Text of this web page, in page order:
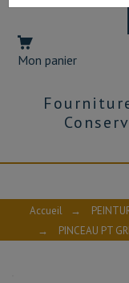
Mon panier
Accueil →
→
PINCEAU PT